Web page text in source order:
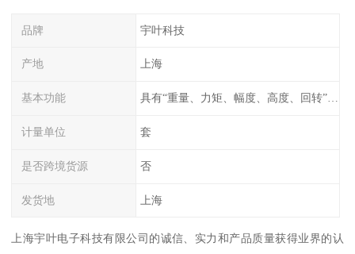
品牌 宇叶科技
产地 上海
基本功能 具有“重量、力矩、幅度、高度、回转”等参数的显示、记录、报警功
计量单位 套
是否跨境货源 否
发货地 上海
上海宇叶电子科技有限公司的诚信、实力和产品质量获得业界的认